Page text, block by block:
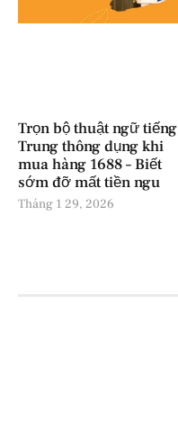
Trọn bộ thuật ngữ tiếng
Trung thông dụng khi
mua hàng 1688 – Biết
sớm đỡ mất tiền ngu
Tháng 1 29, 2026